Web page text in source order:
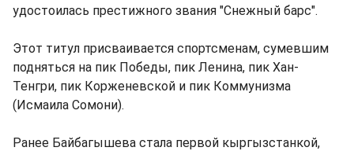
удостоилась престижного звания "Снежный барс".
Этот титул присваивается спортсменам, сумевшим
подняться на пик Победы, пик Ленина, пик Хан-
Тенгри, пик Корженевской и пик Коммунизма
(Исмаила Сомони).
Ранее Байбагышева стала первой кыргызстанкой,